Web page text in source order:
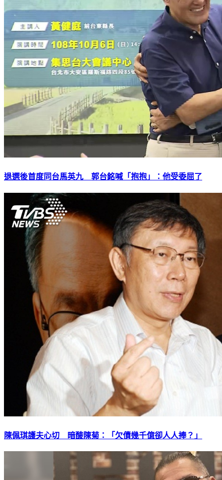
退選後首度同台馬英九 郭台銘喊「抱抱」：他受委屈了
陳佩琪護夫心切 暗酸陳菊：「欠債幾千億卻人人捧？」